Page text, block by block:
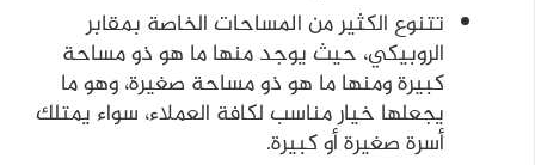
تتنوع الكثير من المساحات الخاصة بمقابر
الروبيكي، حيث يوجد منها ما هو ذو مساحة
كبيرة ومنها ما هو ذو مساحة صغيرة، وهو ما
يجعلها خيار مناسب لكافة العملاء، سواء يمتلك
أسرة صغيرة أو كبيرة.